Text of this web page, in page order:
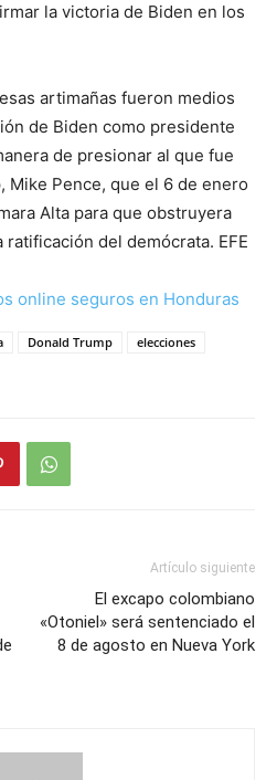
la victoria de Biden en los
artimañas fueron medios
de Biden como presidente
de presionar al que fue
Mike Pence, que el 6 de enero
Alta para que obstruyera
del demócrata. EFE
online seguros en Honduras
Donald Trump
elecciones
Artículo siguiente
El excapo colombiano
«Otoniel» será sentenciado el
8 de agosto en Nueva York